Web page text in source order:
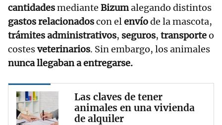
cantidadesmediante Bizumalegando distintos
gastos relacionadoscon elenvíode la mascota,
trámites administrativos, seguros, transporteo
costesveterinarios. Sin embargo, los animales
nunca llegaban a entregarse.
Las claves de tener
animales en una vivienda
de alquiler